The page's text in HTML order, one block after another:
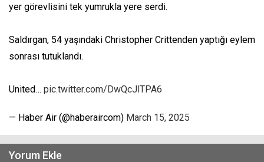
yer görevlisini tek yumrukla yere serdi.
Saldırgan, 54 yaşındaki Christopher Crittenden yaptığı eylem
sonrası tutuklandı.
United… pic.twitter.com/DwQcJlTPA6
— Haber Air (@haberaircom) March 15, 2025
Yorum Ekle